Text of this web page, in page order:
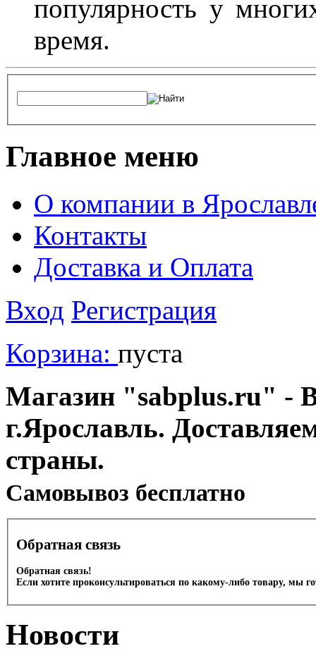
популярность у
время.
Главное меню
О компании в
Контакты
Доставка и Оплата
Вход Регистрация
Корзина: пуста
Магазин "sabplus.ru" -
г.Ярославль.
страны.
Cамовывоз бесплатно
Обратная связь
Обратная связь!
Если хотите проконсультироваться по какому-либо товару, мы
Новости